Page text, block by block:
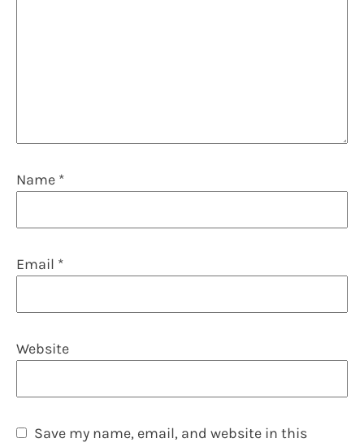
Name *
Email *
Website
Save my name, email, and website in this